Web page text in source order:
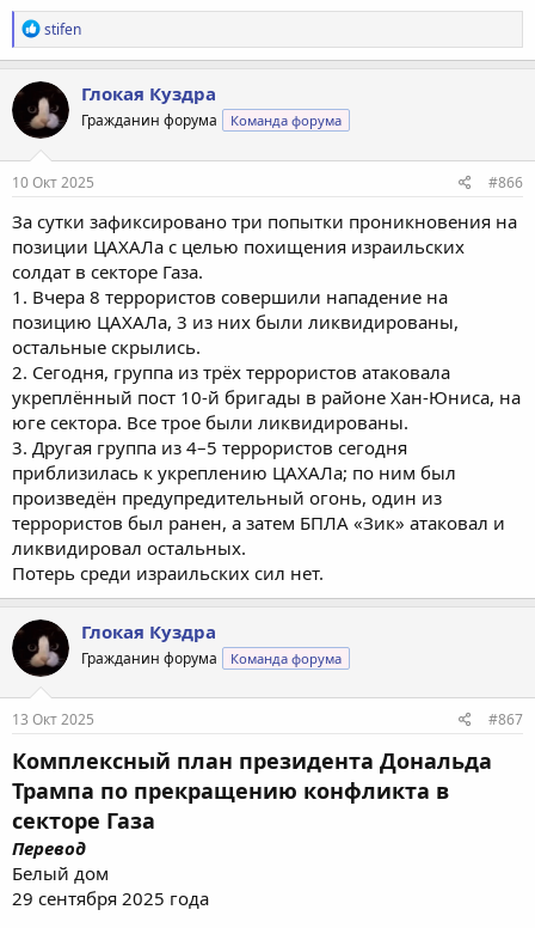
Р
е
а
к
ц
и
и
:
stifen
Глокая Куздра
Гражданин форума Команда форума
10 Окт 2025 #866
За сутки зафиксировано три попытки проникновения на
позиции ЦАХАЛа с целью похищения израильских
солдат в секторе Газа.
1. Вчера 8 террористов совершили нападение на
позицию ЦАХАЛа, 3 из них были ликвидированы,
остальные скрылись.
2. Сегодня, группа из трёх террористов атаковала
укреплённый пост 10-й бригады в районе Хан-Юниса, на
юге сектора. Все трое были ликвидированы.
3. Другая группа из 4–5 террористов сегодня
приблизилась к укреплению ЦАХАЛа; по ним был
произведён предупредительный огонь, один из
террористов был ранен, а затем БПЛА «Зик» атаковал и
ликвидировал остальных.
Потерь среди израильских сил нет.
Глокая Куздра
Гражданин форума Команда форума
13 Окт 2025 #867
Комплексный план президента Дональда
Трампа по прекращению конфликта в
секторе Газа
Перевод
Белый дом
29 сентября 2025 года